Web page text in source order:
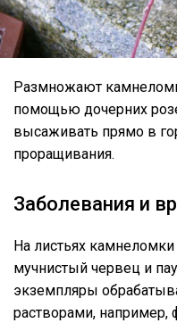
Размножают
помощью дочерних
высаживать прямо в
проращивания.
Заболевания и
На листьях камнеломки
мучнистый червец и
экземпляры
растворами, например,